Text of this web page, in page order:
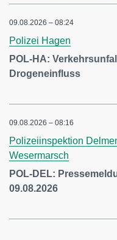
09.08.2026 – 08:24
Polizei Hagen
POL-HA:
Drogeneinfluss
09.08.2026 – 08:16
Polizeiinspektion
Wesermarsch
POL-DEL:
09.08.2026